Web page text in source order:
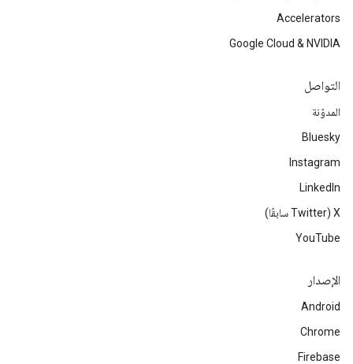
Accelerators
Google Cloud & NVIDIA
التواصل
المدوّنة
Bluesky
Instagram
LinkedIn
‫X ‏(Twitter سابقًا)
YouTube
الإصدار
Android
Chrome
Firebase